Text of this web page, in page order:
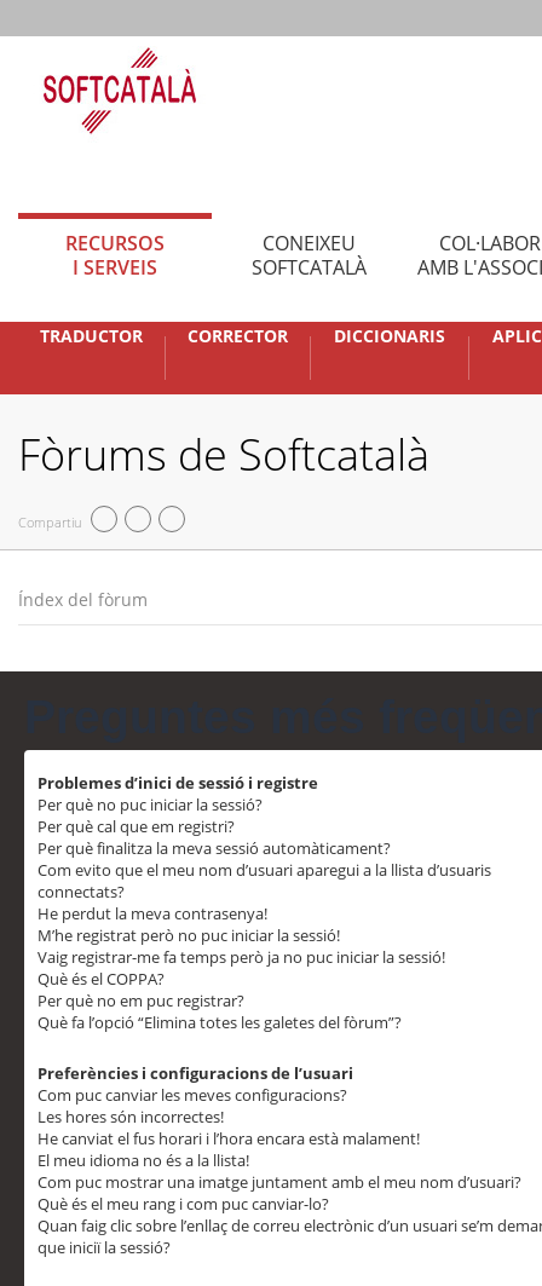
RECURSOS
I SERVEIS
CONEIXEU
SOFTCATALÀ
AMB
TRADUCTOR CORRECTOR DICCIONARIS
Fòrums de Softcatalà
Compartiu
Índex del fòrum
Problemes d’inici de sessió i registre
Per què no puc iniciar la sessió?
Per què cal que em registri?
Per què finalitza la meva sessió automàticament?
Com evito que el meu nom d’usuari aparegui a la llista d’usuaris
connectats?
He perdut la meva contrasenya!
M’he registrat però no puc iniciar la sessió!
Vaig registrar-me fa temps però ja no puc iniciar la sessió!
Què és el COPPA?
Per què no em puc registrar?
Què fa l’opció “Elimina totes les galetes del fòrum”?
Preferències i configuracions de l’usuari
Com puc canviar les meves configuracions?
Les hores són incorrectes!
He canviat el fus horari i l’hora encara està malament!
El meu idioma no és a la llista!
Com puc mostrar una imatge juntament amb el meu nom d’usuari?
Què és el meu rang i com puc canviar-lo?
Quan faig clic sobre l’enllaç de correu electrònic d’un usuari se’m
que iniciï la sessió?